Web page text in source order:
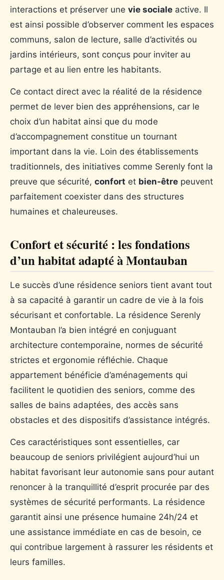
interactions et préserver une vie sociale active. Il
est ainsi possible d’observer comment les espaces
communs, salon de lecture, salle d’activités ou
jardins intérieurs, sont conçus pour inviter au
partage et au lien entre les habitants.
Ce contact direct avec la réalité de la résidence
permet de lever bien des appréhensions, car le
choix d’un habitat ainsi que du mode
d’accompagnement constitue un tournant
important dans la vie. Loin des établissements
traditionnels, des initiatives comme Serenly font la
preuve que sécurité, confort et bien-être peuvent
parfaitement coexister dans des structures
humaines et chaleureuses.
Confort et sécurité : les fondations
d’un habitat adapté à Montauban
Le succès d’une résidence seniors tient avant tout
à sa capacité à garantir un cadre de vie à la fois
sécurisant et confortable. La résidence Serenly
Montauban l’a bien intégré en conjuguant
architecture contemporaine, normes de sécurité
strictes et ergonomie réfléchie. Chaque
appartement bénéficie d’aménagements qui
facilitent le quotidien des seniors, comme des
salles de bains adaptées, des accès sans
obstacles et des dispositifs d’assistance intégrés.
Ces caractéristiques sont essentielles, car
beaucoup de seniors privilégient aujourd’hui un
habitat favorisant leur autonomie sans pour autant
renoncer à la tranquillité d’esprit procurée par des
systèmes de sécurité performants. La résidence
garantit ainsi une présence humaine 24h/24 et
une assistance immédiate en cas de besoin, ce
qui contribue largement à rassurer les résidents et
leurs familles.